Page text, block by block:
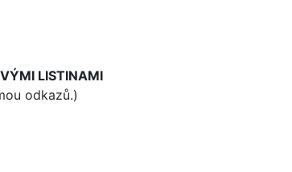
LISTINAMI
odkazů.)